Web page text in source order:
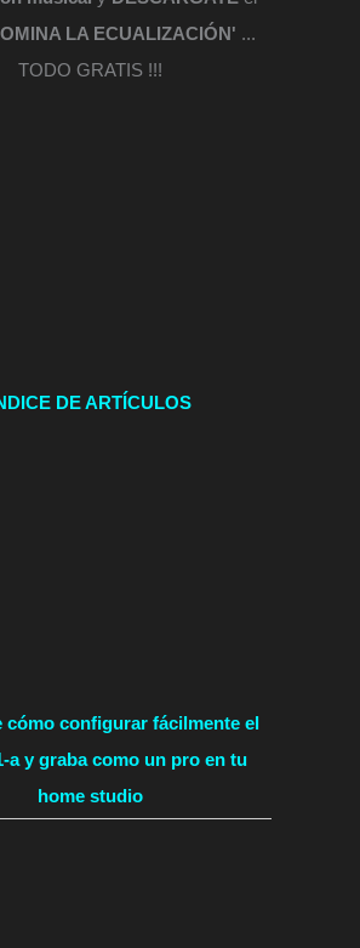
LA ECUALIZACIÓN' ...
TODO GRATIS !!!
DE ARTÍCULOS
cómo configurar fácilmente el
a y graba como un pro en tu
home studio